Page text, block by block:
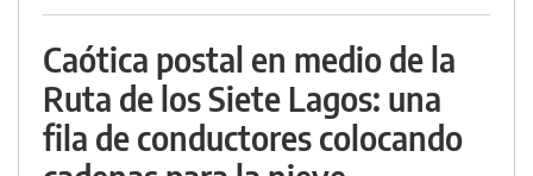
Caótica postal en medio de la
Ruta de los Siete Lagos: una
fila de conductores colocando